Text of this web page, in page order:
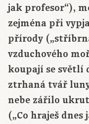
jak profesor“),
zejména při
přírody
vzduchového
koupají se světlí
ztrhaná tvář
nebe zářilo
(„Co hraješ